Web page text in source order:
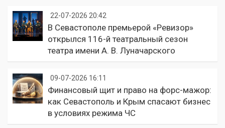
22-07-2026 20:42
В Севастополе премьерой «Ревизор»
открылся 116-й театральный сезон
театра имени А. В. Луначарского
09-07-2026 16:11
Финансовый щит и право на форс-мажор:
как Севастополь и Крым спасают бизнес
в условиях режима ЧС